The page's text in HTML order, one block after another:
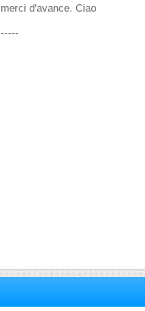
merci d'avance. Ciao
-----